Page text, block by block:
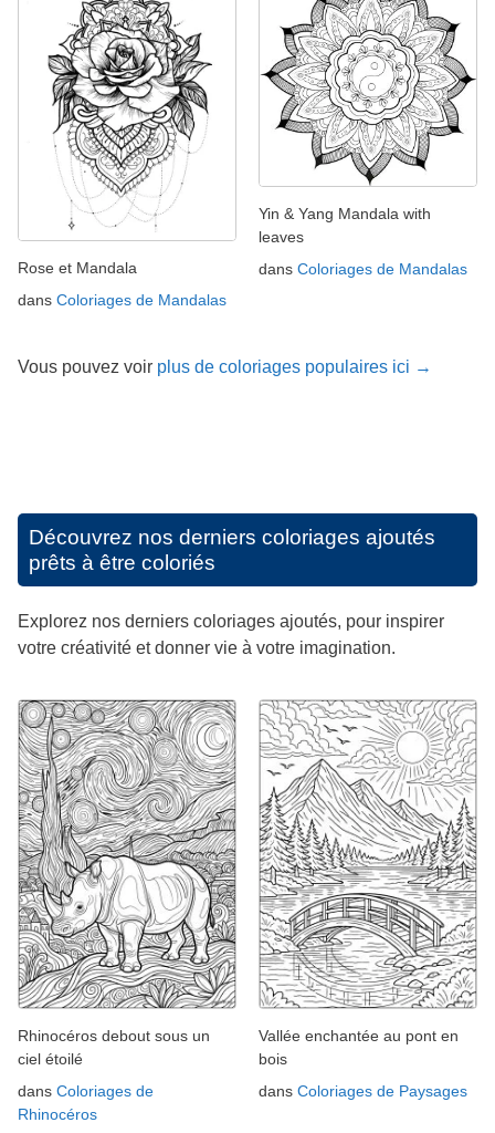
Rose et Mandala
dans Coloriages de Mandalas
Yin & Yang Mandala with
leaves
dans Coloriages de Mandalas
Vous pouvez voir plus de coloriages populaires ici →
Découvrez nos derniers coloriages ajoutés
prêts à être coloriés
Explorez nos derniers coloriages ajoutés, pour inspirer
votre créativité et donner vie à votre imagination.
Rhinocéros debout sous un
ciel étoilé
dans Coloriages de
Rhinocéros
Vallée enchantée au pont en
bois
dans Coloriages de Paysages